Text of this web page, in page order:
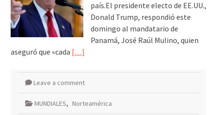
país.El presidente electo de EE.UU.,
Donald Trump, respondió este
domingo al mandatario de
Panamá, José Raúl Mulino, quien
aseguró que «cada […]
Leave a comment
MUNDIALES, Norteamérica